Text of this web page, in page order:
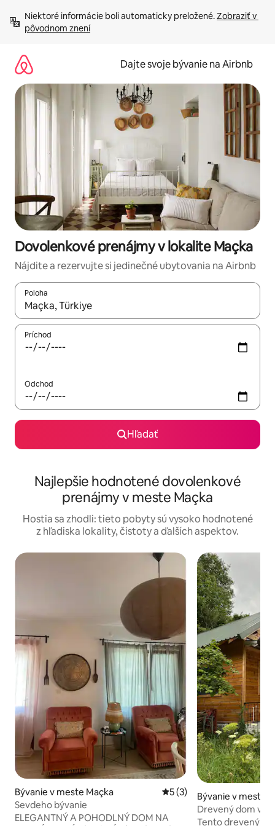
obsah.
Niektoré informácie boli automaticky preložené. Zobraziť v
pôvodnom znení
Dajte svoje bývanie na Airbnb
Dovolenkové prenájmy v lokalite Maçka
Nájdite a rezervujte si jedinečné ubytovania na Airbnb
Poloha
Keď budú výsledky k dispozícii, môžete si ich prechádzať
Príchod
Odchod
Hľadať
Najlepšie hodnotené dovolenkové
prenájmy v meste Maçka
Hostia sa zhodli: tieto pobyty sú vysoko hodnotené
z hľadiska lokality, čistoty a ďalších aspektov.
Bývanie v meste Maçka Priemerné ohodnotenie 5
5 (3)
Sevdeho bývanie
ELEGANTNÝ A POHODLNÝ DOM NA
Bývanie v meste
Drevený dom v
Tento drevený